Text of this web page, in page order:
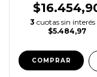
3 cuotas sin interés
$5.484,97